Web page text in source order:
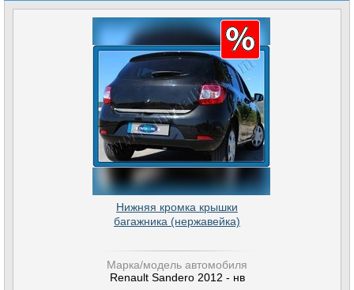
Нижняя кромка крышки
багажника (нержавейка)
Марка/модель автомобиля
Renault Sandero 2012 - нв